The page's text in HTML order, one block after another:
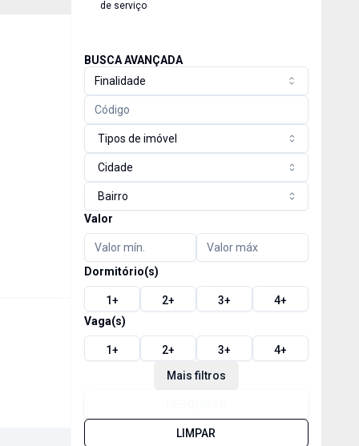
de serviço
BUSCA AVANÇADA
Finalidade
Tipos de imóvel
Cidade
Bairro
Valor
Dormitório(s)
1+ 2+ 3+ 4+
Vaga(s)
1+ 2+ 3+ 4+
Mais filtros
LIMPAR